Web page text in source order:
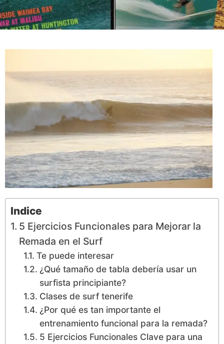
Indice
5 Ejercicios Funcionales para Mejorar la
Remada en el Surf
Te puede interesar
¿Qué tamaño de tabla debería usar un
surfista principiante?
Clases de surf tenerife
¿Por qué es tan importante el
entrenamiento funcional para la remada?
5 Ejercicios Funcionales Clave para una